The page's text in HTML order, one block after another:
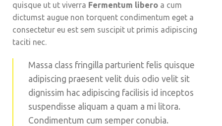
quisque ut ut viverra Fermentum libero a cum
dictumst augue non torquent condimentum eget a
consectetur eu est sem suscipit ut primis adipiscing
taciti nec.
Massa class fringilla parturient felis quisque
adipiscing praesent velit duis odio velit sit
dignissim hac adipiscing facilisis id inceptos
suspendisse aliquam a quam a mi litora.
Condimentum cum semper conubia.